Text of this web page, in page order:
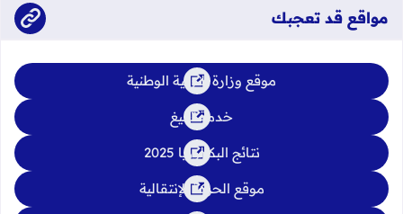
مواقع قد تعجبك
موقع وزارة التربية الوطنية
خدمة تبليغ
نتائج البكالوريا 2025
موقع الحركة الإنتقالية